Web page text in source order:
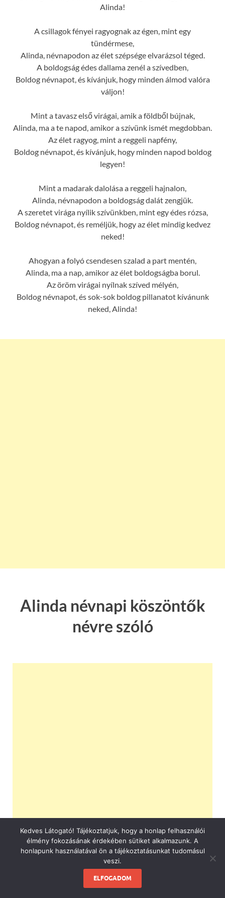
Alinda!
A csillagok fényei ragyognak az égen, mint egy
tündérmese,
Alinda, névnapodon az élet szépsége elvarázsol téged.
A boldogság édes dallama zenél a szívedben,
Boldog névnapot, és kívánjuk, hogy minden álmod valóra
váljon!
Mint a tavasz első virágai, amik a földből bújnak,
Alinda, ma a te napod, amikor a szívünk ismét megdobban.
Az élet ragyog, mint a reggeli napfény,
Boldog névnapot, és kívánjuk, hogy minden napod boldog
legyen!
Mint a madarak dalolása a reggeli hajnalon,
Alinda, névnapodon a boldogság dalát zengjük.
A szeretet virága nyílik szívünkben, mint egy édes rózsa,
Boldog névnapot, és reméljük, hogy az élet mindig kedvez
neked!
Ahogyan a folyó csendesen szalad a part mentén,
Alinda, ma a nap, amikor az élet boldogságba borul.
Az öröm virágai nyílnak szíved mélyén,
Boldog névnapot, és sok-sok boldog pillanatot kívánunk
neked, Alinda!
Alinda névnapi köszöntők
névre szóló
Kedves Látogató! Tájékoztatjuk, hogy a honlap felhasználói
élmény fokozásának érdekében sütiket alkalmazunk. A
honlapunk használatával ön a tájékoztatásunkat tudomásul
veszi.
ELFOGADOM